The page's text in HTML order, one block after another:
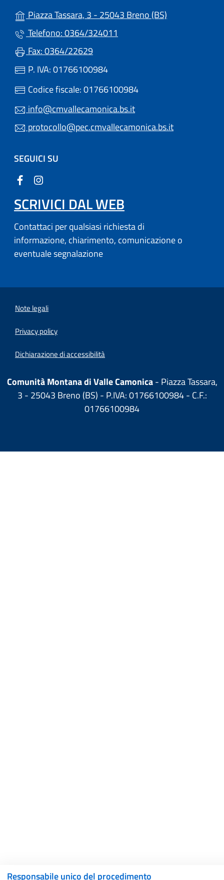
Responsabile unico del procedimento
Piazza Tassara, 3 - 25043 Breno (BS)
Telefono: 0364/324011
Fax: 0364/22629
P. IVA: 01766100984
Codice fiscale: 01766100984
info@cmvallecamonica.bs.it
protocollo@pec.cmvallecamonica.bs.it
SEGUICI SU
SCRIVICI DAL WEB
Contattaci per qualsiasi richiesta di
informazione, chiarimento, comunicazione o
eventuale segnalazione
Note legali
Privacy policy
Dichiarazione di accessibilità
Comunità Montana di Valle Camonica- Piazza Tassara,
3 - 25043 Breno (BS) - P.IVA: 01766100984 - C.F.:
01766100984